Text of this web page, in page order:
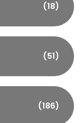
(18)
(51)
(186)